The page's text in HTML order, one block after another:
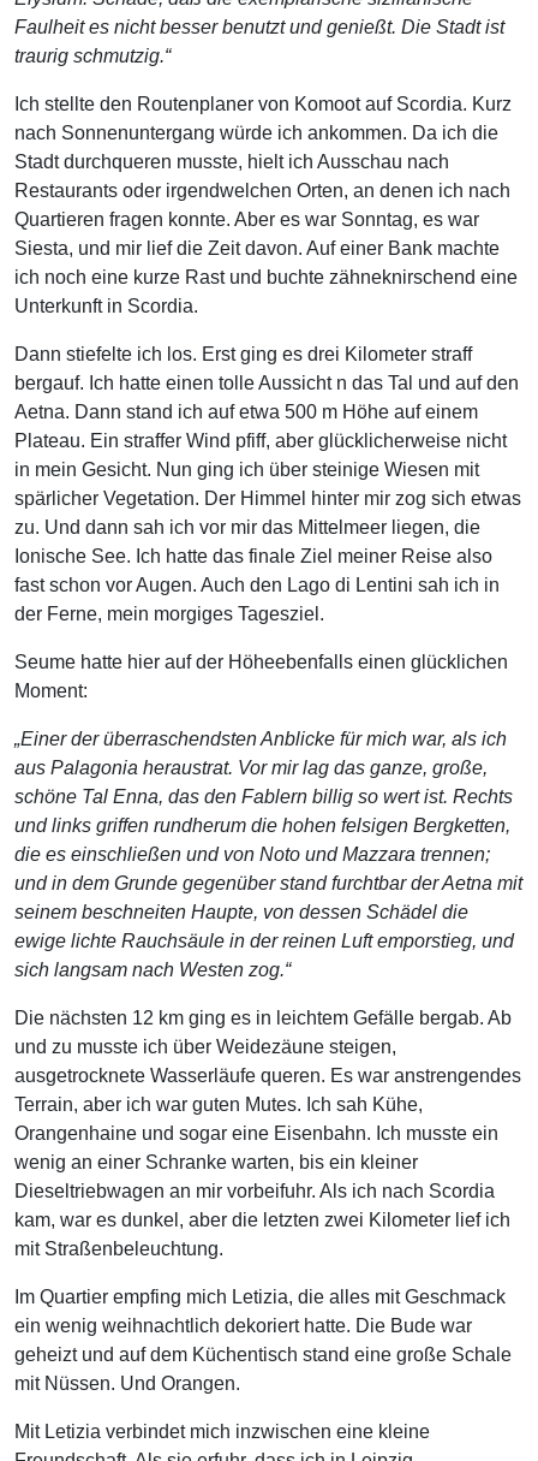
Faulheit es nicht besser benutzt und genießt. Die Stadt ist
traurig schmutzig.“
Ich stellte den Routenplaner von Komoot auf Scordia. Kurz
nach Sonnenuntergang würde ich ankommen. Da ich die
Stadt durchqueren musste, hielt ich Ausschau nach
Restaurants oder irgendwelchen Orten, an denen ich nach
Quartieren fragen konnte. Aber es war Sonntag, es war
Siesta, und mir lief die Zeit davon. Auf einer Bank machte
ich noch eine kurze Rast und buchte zähneknirschend eine
Unterkunft in Scordia.
Dann stiefelte ich los. Erst ging es drei Kilometer straff
bergauf. Ich hatte einen tolle Aussicht n das Tal und auf den
Aetna. Dann stand ich auf etwa 500 m Höhe auf einem
Plateau. Ein straffer Wind pfiff, aber glücklicherweise nicht
in mein Gesicht. Nun ging ich über steinige Wiesen mit
spärlicher Vegetation. Der Himmel hinter mir zog sich etwas
zu. Und dann sah ich vor mir das Mittelmeer liegen, die
Ionische See. Ich hatte das finale Ziel meiner Reise also
fast schon vor Augen. Auch den Lago di Lentini sah ich in
der Ferne, mein morgiges Tagesziel.
Seume hatte hier auf der Höheebenfalls einen glücklichen
Moment:
„Einer der überraschendsten Anblicke für mich war, als ich
aus Palagonia heraustrat. Vor mir lag das ganze, große,
schöne Tal Enna, das den Fablern billig so wert ist. Rechts
und links griffen rundherum die hohen felsigen Bergketten,
die es einschließen und von Noto und Mazzara trennen;
und in dem Grunde gegenüber stand furchtbar der Aetna mit
seinem beschneiten Haupte, von dessen Schädel die
ewige lichte Rauchsäule in der reinen Luft emporstieg, und
sich langsam nach Westen zog.“
Die nächsten 12 km ging es in leichtem Gefälle bergab. Ab
und zu musste ich über Weidezäune steigen,
ausgetrocknete Wasserläufe queren. Es war anstrengendes
Terrain, aber ich war guten Mutes. Ich sah Kühe,
Orangenhaine und sogar eine Eisenbahn. Ich musste ein
wenig an einer Schranke warten, bis ein kleiner
Dieseltriebwagen an mir vorbeifuhr. Als ich nach Scordia
kam, war es dunkel, aber die letzten zwei Kilometer lief ich
mit Straßenbeleuchtung.
Im Quartier empfing mich Letizia, die alles mit Geschmack
ein wenig weihnachtlich dekoriert hatte. Die Bude war
geheizt und auf dem Küchentisch stand eine große Schale
mit Nüssen. Und Orangen.
Mit Letizia verbindet mich inzwischen eine kleine